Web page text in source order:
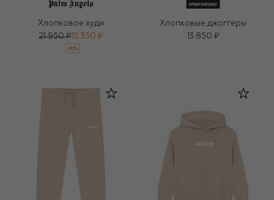
Хлопковое худи
21 950 ₽ 15 350 ₽
-30%
Хлопковые джоггеры
13 850 ₽